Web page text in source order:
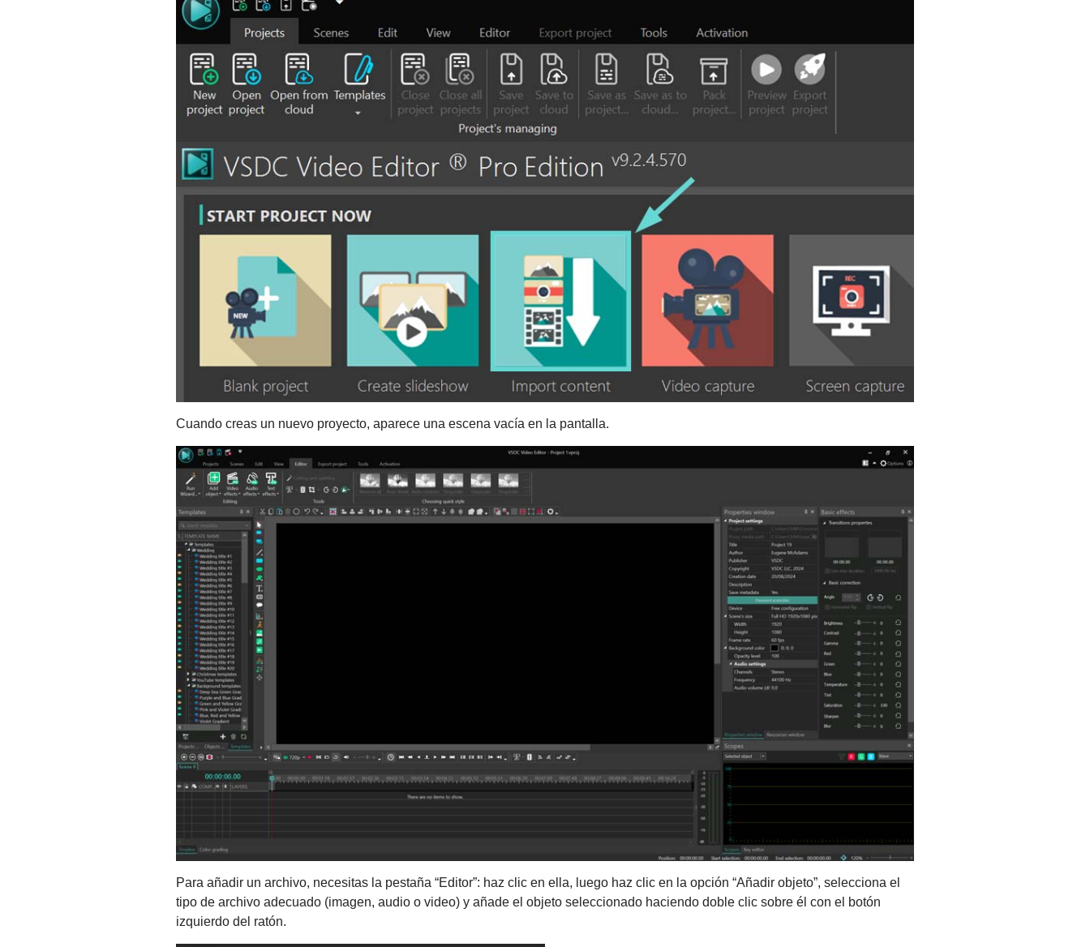
Cuando creas un nuevo proyecto, aparece una escena vacía en la pantalla.
Para añadir un archivo, necesitas la pestaña “Editor”: haz clic en ella, luego haz clic en la opción “Añadir objeto”, selecciona el
tipo de archivo adecuado (imagen, audio o video) y añade el objeto seleccionado haciendo doble clic sobre él con el botón
izquierdo del ratón.